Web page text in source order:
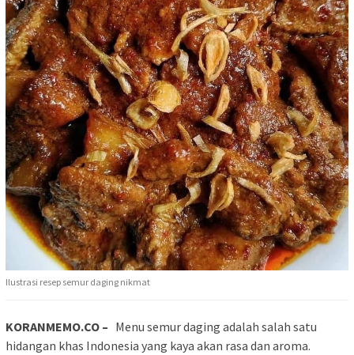
Ilustrasi resep semur daging nikmat
KORANMEMO.CO – Menu semur daging adalah salah satu
hidangan khas Indonesia yang kaya akan rasa dan aroma.